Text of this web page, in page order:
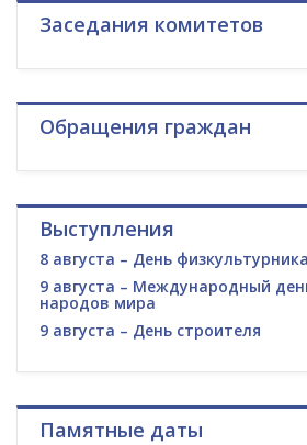
Заседания комитетов
Обращения граждан
Выступления
8 августа – День физкультурника
9 августа – Международный
народов мира
9 августа – День строителя
Памятные даты